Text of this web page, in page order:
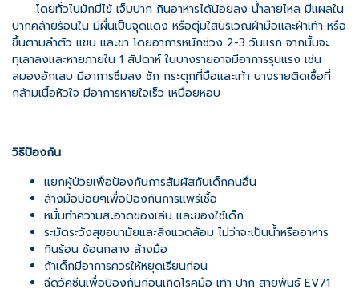
โดยทั่วไปมักมีไข้ เจ็บปาก กินอาหารได้น้อยลง น้ำลายไหล มีแผลใน
ปากคล้ายร้อนใน มีผื่นเป็นจุดแดง หรือตุ่มใสบริเวณฝ่ามือและฝ่าเท้า หรือ
ขึ้นตามลำตัว แขน และขา โดยอาการหนักช่วง 2-3 วันแรก จากนั้นจะ
ทุเลาลงและหายภายใน 1 สัปดาห์ ในบางรายอาจมีอาการรุนแรง เช่น
สมองอักเสบ มีอาการซึมลง ชัก กระตุกที่มือและเท้า บางรายติดเชื้อที่
กล้ามเนื้อหัวใจ มีอาการหายใจเร็ว เหนื่อยหอบ
วิธีป้องกัน
แยกผู้ป่วยเพื่อป้องกันการสัมผัสกับเด็กคนอื่น
ล้างมือบ่อยๆเพื่อป้องกันการแพร่เชื้อ
หมั่นทำความสะอาดของเล่น และของใช้เด็ก
ระมัดระวังสุขอนามัยและสิ่งแวดล้อม ไม่ว่าจะเป็นน้ำหรืออาหาร
กินร้อน ช้อนกลาง ล้างมือ
ถ้าเด็กมีอาการควรให้หยุดเรียนก่อน
ฉีดวัคซีนเพื่อป้องกันก่อนเกิดโรคมือ เท้า ปาก สายพันธ์ EV71